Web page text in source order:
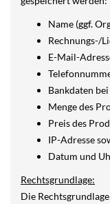
Name (ggf.
Rechnungs-/
E-Mail-
Bankdaten
Menge des
Preis des
IP-Adresse
Datum und
Rechtsgrundlage:
Die